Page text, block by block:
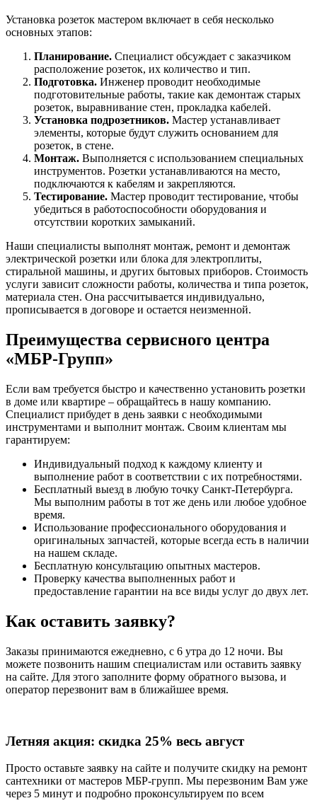
Установка розеток мастером включает в себя несколько
основных этапов:
Планирование. Специалист обсуждает с заказчиком
расположение розеток, их количество и тип.
Подготовка. Инженер проводит необходимые
подготовительные работы, такие как демонтаж старых
розеток, выравнивание стен, прокладка кабелей.
Установка подрозетников. Мастер устанавливает
элементы, которые будут служить основанием для
розеток, в стене.
Монтаж. Выполняется с использованием специальных
инструментов. Розетки устанавливаются на место,
подключаются к кабелям и закрепляются.
Тестирование. Мастер проводит тестирование, чтобы
убедиться в работоспособности оборудования и
отсутствии коротких замыканий.
Наши специалисты выполнят монтаж, ремонт и демонтаж
электрической розетки или блока для электроплиты,
стиральной машины, и других бытовых приборов. Стоимость
услуги зависит сложности работы, количества и типа розеток,
материала стен. Она рассчитывается индивидуально,
прописывается в договоре и остается неизменной.
Преимущества сервисного центра
«МБР-Групп»
Если вам требуется быстро и качественно установить розетки
в доме или квартире – обращайтесь в нашу компанию.
Специалист прибудет в день заявки с необходимыми
инструментами и выполнит монтаж. Своим клиентам мы
гарантируем:
Индивидуальный подход к каждому клиенту и
выполнение работ в соответствии с их потребностями.
Бесплатный выезд в любую точку Санкт-Петербурга.
Мы выполним работы в тот же день или любое удобное
время.
Использование профессионального оборудования и
оригинальных запчастей, которые всегда есть в наличии
на нашем складе.
Бесплатную консультацию опытных мастеров.
Проверку качества выполненных работ и
предоставление гарантии на все виды услуг до двух лет.
Как оставить заявку?
Заказы принимаются ежедневно, с 6 утра до 12 ночи. Вы
можете позвонить нашим специалистам или оставить заявку
на сайте. Для этого заполните форму обратного вызова, и
оператор перезвонит вам в ближайшее время.
Летняя акция: скидка 25% весь август
Просто оставьте заявку на сайте и получите скидку на ремонт
сантехники от мастеров МБР-групп. Мы перезвоним Вам уже
через 5 минут и подробно проконсультируем по всем